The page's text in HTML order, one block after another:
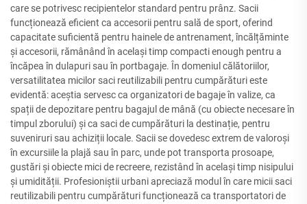
care se potrivesc recipientelor standard pentru prânz. Sacii
funcționează eficient ca accesorii pentru sală de sport, oferind
capacitate suficientă pentru hainele de antrenament, încălțăminte
și accesorii, rămânând în același timp compacti enough pentru a
încăpea în dulapuri sau în portbagaje. În domeniul călătoriilor,
versatilitatea micilor saci reutilizabili pentru cumpărături este
evidentă: aceștia servesc ca organizatori de bagaje în valize, ca
spații de depozitare pentru bagajul de mână (cu obiecte necesare în
timpul zborului) și ca saci de cumpărături la destinație, pentru
suveniruri sau achiziții locale. Sacii se dovedesc extrem de valoroși
în excursiile la plajă sau în parc, unde pot transporta prosoape,
gustări și obiecte mici de recreere, rezistând în același timp nisipului
și umidității. Profesioniștii urbani apreciază modul în care micii saci
reutilizabili pentru cumpărături funcționează ca transportatori de